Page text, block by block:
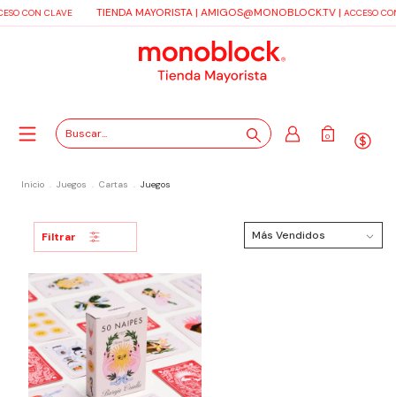
CON CLAVE TIENDA MAYORISTA | AMIGOS@MONOBLOCK.TV| ACCESO
0
Inicio . Juegos . Cartas . Juegos
Filtrar